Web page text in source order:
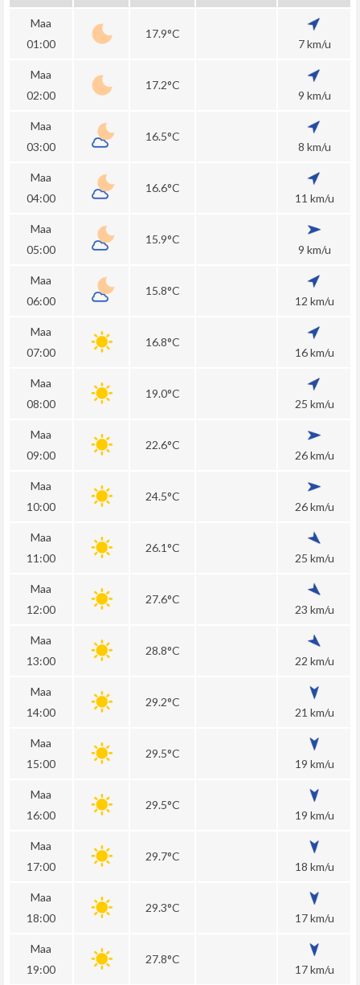
Maa
01:00
17.9°C
7 km/u
Maa
02:00
17.2°C
9 km/u
Maa
03:00
16.5°C
8 km/u
Maa
04:00
16.6°C
11 km/u
Maa
05:00
15.9°C
9 km/u
Maa
06:00
15.8°C
12 km/u
Maa
07:00
16.8°C
16 km/u
Maa
08:00
19.0°C
25 km/u
Maa
09:00
22.6°C
26 km/u
Maa
10:00
24.5°C
26 km/u
Maa
11:00
26.1°C
25 km/u
Maa
12:00
27.6°C
23 km/u
Maa
13:00
28.8°C
22 km/u
Maa
14:00
29.2°C
21 km/u
Maa
15:00
29.5°C
19 km/u
Maa
16:00
29.5°C
19 km/u
Maa
17:00
29.7°C
18 km/u
Maa
18:00
29.3°C
17 km/u
Maa
19:00
27.8°C
17 km/u